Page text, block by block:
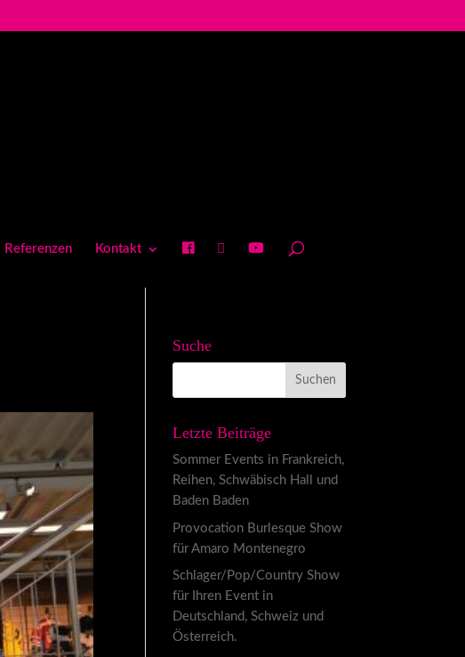
Referenzen Kontakt
Suche
Letzte Beiträge
Sommer Events in Frankreich,
Reihen, Schwäbisch Hall und
Baden Baden
Provocation Burlesque Show
für Amaro Montenegro
Schlager/Pop/Country Show
für Ihren Event in
Deutschland, Schweiz und
Österreich.